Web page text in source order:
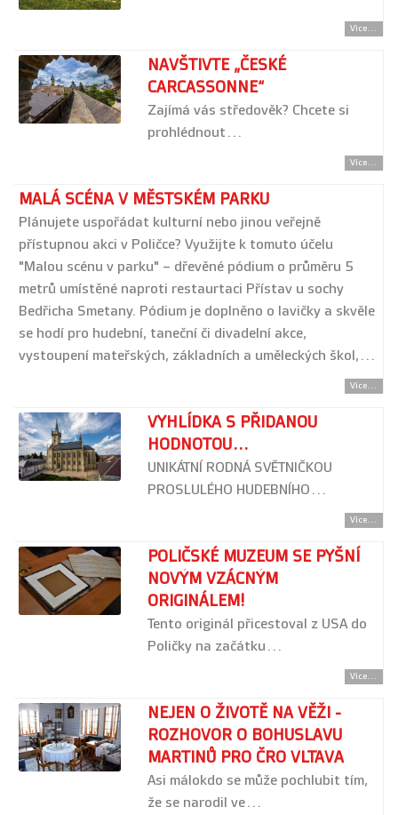
Více...
NAVŠTIVTE „ČESKÉ
CARCASSONNE“
Zajímá vás středověk? Chcete si
prohlédnout…
Více...
MALÁ SCÉNA V MĚSTSKÉM PARKU
Plánujete uspořádat kulturní nebo jinou veřejně
přístupnou akci v Poličce? Využijte k tomuto účelu
"Malou scénu v parku" – dřevěné pódium o průměru 5
metrů umístěné naproti restaurtaci Přístav u sochy
Bedřicha Smetany. Pódium je doplněno o lavičky a skvěle
se hodí pro hudební, taneční či divadelní akce,
vystoupení mateřských, základních a uměleckých škol,…
Více...
VYHLÍDKA S PŘIDANOU
HODNOTOU...
UNIKÁTNÍ RODNÁ SVĚTNIČKOU
PROSLULÉHO HUDEBNÍHO…
Více...
POLIČSKÉ MUZEUM SE PYŠNÍ
NOVÝM VZÁCNÝM
ORIGINÁLEM!
Tento originál přicestoval z USA do
Poličky na začátku…
Více...
NEJEN O ŽIVOTĚ NA VĚŽI -
ROZHOVOR O BOHUSLAVU
MARTINŮ PRO ČRO VLTAVA
Asi málokdo se může pochlubit tím,
že se narodil ve…